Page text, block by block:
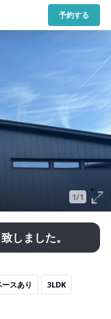
予約する
1/1
しました。
スあり 3LDK